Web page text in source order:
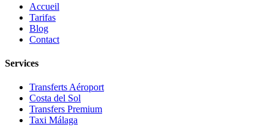
Accueil
Tarifas
Blog
Contact
Services
Transferts Aéroport
Costa del Sol
Transfers Premium
Taxi Málaga